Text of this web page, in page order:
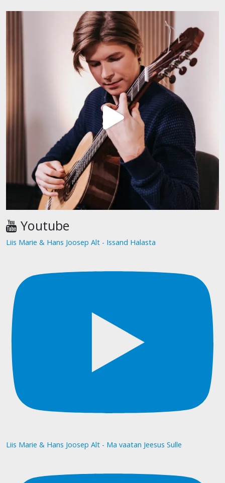
Youtube
Liis Marie & Hans Joosep Alt - Issand Halasta
Liis Marie & Hans Joosep Alt - Ma vaatan Jeesus Sulle